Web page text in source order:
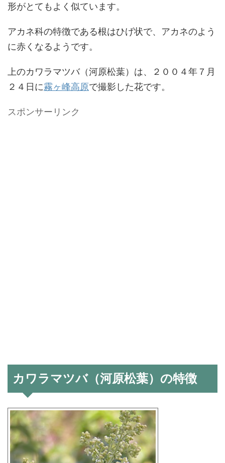
形がとてもよく似ています。
アカネ科の特徴である根はひげ状で、アカネのよう
に赤くなるようです。
上のカワラマツバ（河原松葉）は、２００４年７月
２４日に霧ヶ峰高原で撮影した花です。
スポンサーリンク
カワラマツバ（河原松葉）の特徴